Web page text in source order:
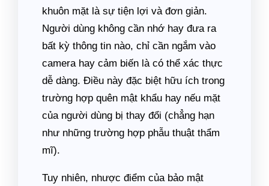
khuôn mặt là sự tiện lợi và đơn giản.
Người dùng không cần nhớ hay đưa ra
bất kỳ thông tin nào, chỉ cần ngắm vào
camera hay cảm biến là có thể xác thực
dễ dàng. Điều này đặc biệt hữu ích trong
trường hợp quên mật khẩu hay nếu mặt
của người dùng bị thay đổi (chẳng hạn
như những trường hợp phẫu thuật thẩm
mĩ).
Tuy nhiên, nhược điểm của bảo mật